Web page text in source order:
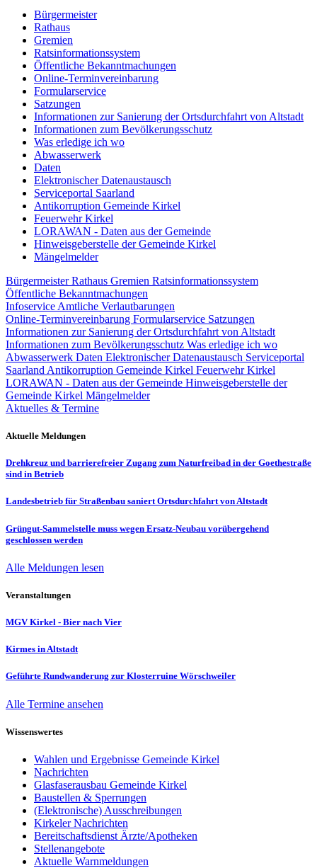
Bürgermeister
Rathaus
Gremien
Ratsinformationssystem
Öffentliche Bekanntmachungen
Online-Terminvereinbarung
Formularservice
Satzungen
Informationen zur Sanierung der Ortsdurchfahrt von Altstadt
Informationen zum Bevölkerungsschutz
Was erledige ich wo
Abwasserwerk
Daten
Elektronischer Datenaustausch
Serviceportal Saarland
Antikorruption Gemeinde Kirkel
Feuerwehr Kirkel
LORAWAN - Daten aus der Gemeinde
Hinweisgeberstelle der Gemeinde Kirkel
Mängelmelder
BürgermeisterRathaus Gremien Ratsinformationssystem
Öffentliche Bekanntmachungen
Infoservice Amtliche Verlautbarungen
Online-Terminvereinbarung Formularservice Satzungen
Informationen zur Sanierung der Ortsdurchfahrt von Altstadt
Informationen zum Bevölkerungsschutz Was erledige ich wo
Abwasserwerk Daten Elektronischer Datenaustausch Serviceportal
Saarland Antikorruption Gemeinde Kirkel Feuerwehr Kirkel
LORAWAN - Daten aus der Gemeinde Hinweisgeberstelle der
Gemeinde Kirkel Mängelmelder
Aktuelles & Termine
Aktuelle Meldungen
Drehkreuz und barrierefreier Zugang zum Naturfreibad in der Goethestraße
sind in Betrieb
Landesbetrieb für Straßenbau saniert Ortsdurchfahrt von Altstadt
Grüngut-Sammelstelle muss wegen Ersatz-Neubau vorübergehend
geschlossen werden
Alle Meldungen lesen
Veranstaltungen
MGV Kirkel - Bier nach Vier
Kirmes in Altstadt
Geführte Rundwanderung zur Klosterruine Wörschweiler
Alle Termine ansehen
Wissenswertes
Wahlen und Ergebnisse Gemeinde Kirkel
Nachrichten
Glasfaserausbau Gemeinde Kirkel
Baustellen & Sperrungen
(Elektronische) Ausschreibungen
Kirkeler Nachrichten
Bereitschaftsdienst Ärzte/Apotheken
Stellenangebote
Aktuelle Warnmeldungen